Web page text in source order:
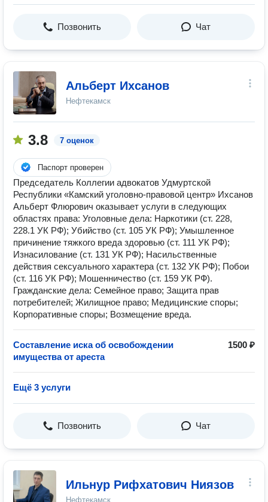
Позвонить Чат
Альберт Ихсанов
Нефтекамск
3.8 7 оценок
Паспорт проверен
Председатель Коллегии адвокатов Удмуртской
Республики «Камский уголовно-правовой центр» Ихсанов
Альберт Флюрович оказывает услуги в следующих
областях права: Уголовные дела: Наркотики (ст. 228,
228.1 УК РФ); Убийство (ст. 105 УК РФ); Умышленное
причинение тяжкого вреда здоровью (ст. 111 УК РФ);
Изнасилование (ст. 131 УК РФ); Насильственные
действия сексуального характера (ст. 132 УК РФ); Побои
(ст. 116 УК РФ); Мошенничество (ст. 159 УК РФ).
Гражданские дела: Семейное право; Защита прав
потребителей; Жилищное право; Медицинские споры;
Корпоративные споры; Возмещение вреда.
Составление иска об освобождении
имущества от ареста
1500 ₽
Ещё 3 услуги
Позвонить Чат
Ильнур Рифхатович Ниязов
Нефтекамск